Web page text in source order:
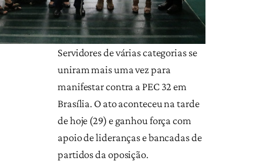
Servidores de várias categorias se
uniram mais uma vez para
manifestar contra a PEC 32 em
Brasília. O ato aconteceu na tarde
de hoje (29) e ganhou força com
apoio de lideranças e bancadas de
partidos da oposição.